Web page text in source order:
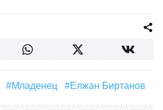
#Младенец #Елжан Биртанов